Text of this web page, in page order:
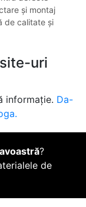
și montaj
de calitate și
uri
informație. Da-
?
de